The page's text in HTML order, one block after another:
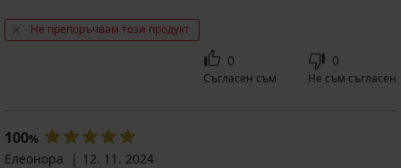
Не препоръчвам този продукт
0
Съгласен съм
0
Не съм съгласен
100%
Елеонора
12. 11. 2024